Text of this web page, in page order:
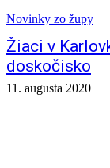
Novinky zo župy
Žiaci v
doskočisko
11. augusta 2020